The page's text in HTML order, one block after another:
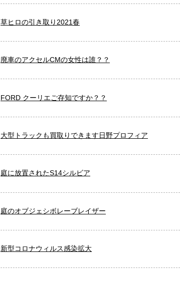
草ヒロの引き取り2021春
廃車のアクセルCMの女性は誰？？
FORD クーリエご存知ですか？？
大型トラックも買取りできます日野プロフィア
庭に放置されたS14シルビア
庭のオブジェシボレーブレイザー
新型コロナウィルス感染拡大